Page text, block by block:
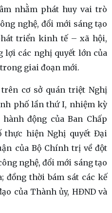
nhằm phát huy vai trò
nghệ, đổi mới sáng tạo
triển kinh tế – xã hội,
lợi các nghị quyết lớn của
giai đoạn mới.
cơ sở quán triệt Nghị
phố lần thứ I, nhiệm kỳ
động của Ban Chấp
thực hiện Nghị quyết Đại
của Bộ Chính trị về đột
nghệ, đổi mới sáng tạo
đồng thời bám sát các kế
của Thành ủy, HĐND và